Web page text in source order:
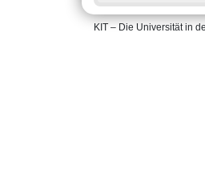
KIT – Die Universität in